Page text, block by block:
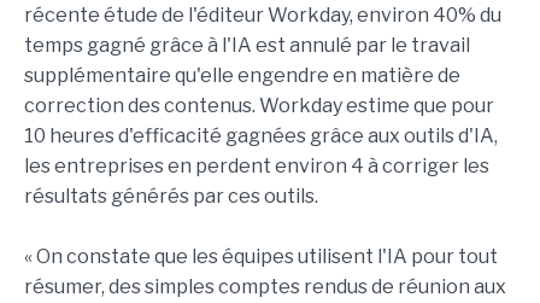
récente étude de l'éditeur Workday, environ 40% du
temps gagné grâce à l'IA est annulé par le travail
supplémentaire qu'elle engendre en matière de
correction des contenus. Workday estime que pour
10 heures d'efficacité gagnées grâce aux outils d'IA,
les entreprises en perdent environ 4 à corriger les
résultats générés par ces outils.
« On constate que les équipes utilisent l'IA pour tout
résumer, des simples comptes rendus de réunion aux